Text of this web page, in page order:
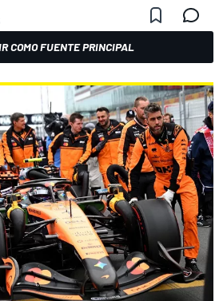
COMO FUENTE PRINCIPAL